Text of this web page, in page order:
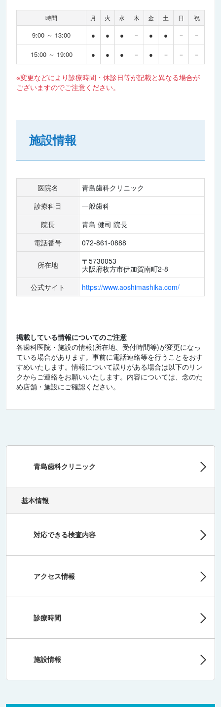
時間 月 火 水 木 金 土 日 祝
9:00 ～ 13:00 ● ● ● － ● ● － －
15:00 ～ 19:00 ● ● ● － ● － － －
※変更などにより診療時間・休診日等が記載と異なる場合が
ございますのでご注意ください。
施設情報
医院名
青島歯科クリニック
診療科目
一般歯科
院長
青島 健司 院長
電話番号
072-861-0888
所在地
〒5730053
大阪府枚方市伊加賀南町2-8
公式サイト
https://www.aoshimashika.com/
掲載している情報についてのご注意
各歯科医院・施設の情報(所在地、受付時間等)が変更になっ
ている場合があります。事前に電話連絡等を行うことをおす
すめいたします。情報について誤りがある場合は以下のリン
クからご連絡をお願いいたします。内容については、念のた
め店舗・施設にご確認ください。
青島歯科クリニック
基本情報
対応できる検査内容
アクセス情報
診療時間
施設情報